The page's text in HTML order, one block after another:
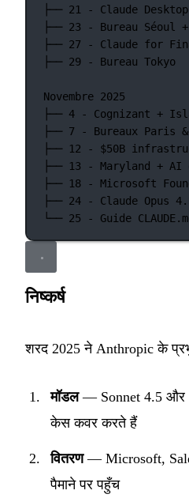
├── 21 - Claude Desktop
├── 23 - Bureau Séoul
├── 27 - Claude for
├── 29 - Bureau Tokyo
Novembre 2025
├── 4 - Cognizant +
├── 7 - Bureaux Paris &
├── 12 - $50B
├── 13 - Maryland +
├── 18 - Microsoft
├── 24 - Claude Opus
└── 25 - Guide
निष्कर्ष
शरद 2025 ने Anthropic के
मॉडल— Sonnet 4.5 और
केस कवर करते हैं
वितरण— Microsoft,
पैमाने पर पहुँच